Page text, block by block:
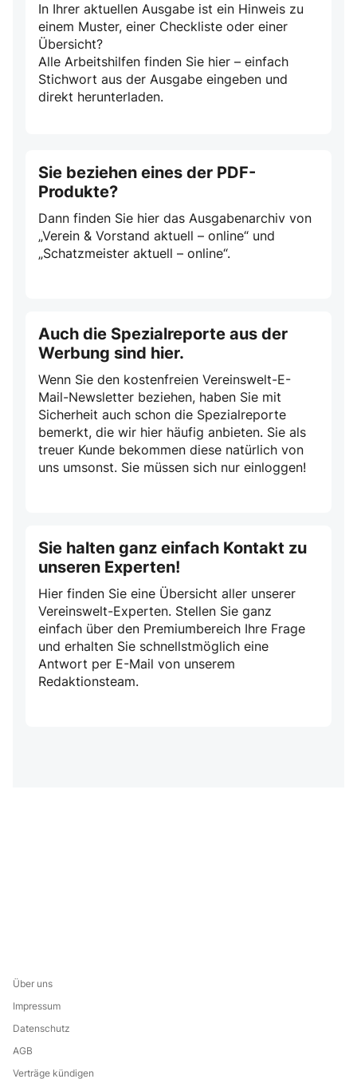
In Ihrer aktuellen Ausgabe ist ein Hinweis zu
einem Muster, einer Checkliste oder einer
Übersicht?
Alle Arbeitshilfen finden Sie hier – einfach
Stichwort aus der Ausgabe eingeben und
direkt herunterladen.
Sie beziehen eines der PDF-
Produkte?
Dann finden Sie hier das Ausgabenarchiv von
„Verein & Vorstand aktuell – online“ und
„Schatzmeister aktuell – online“.
Auch die Spezialreporte aus der
Werbung sind hier.
Wenn Sie den kostenfreien Vereinswelt-E-
Mail-Newsletter beziehen, haben Sie mit
Sicherheit auch schon die Spezialreporte
bemerkt, die wir hier häufig anbieten. Sie als
treuer Kunde bekommen diese natürlich von
uns umsonst. Sie müssen sich nur einloggen!
Sie halten ganz einfach Kontakt zu
unseren Experten!
Hier finden Sie eine Übersicht aller unserer
Vereinswelt-Experten. Stellen Sie ganz
einfach über den Premiumbereich Ihre Frage
und erhalten Sie schnellstmöglich eine
Antwort per E-Mail von unserem
Redaktionsteam.
Über uns
Impressum
Datenschutz
AGB
Verträge kündigen